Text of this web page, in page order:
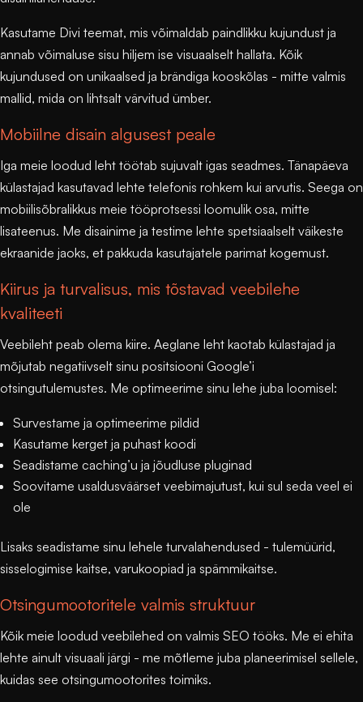
Kasutame Divi teemat, mis võimaldab paindlikku kujundust ja
annab võimaluse sisu hiljem ise visuaalselt hallata. Kõik
kujundused on unikaalsed ja brändiga kooskõlas - mitte valmis
mallid, mida on lihtsalt värvitud ümber.
Mobiilne disain algusest peale
Iga meie loodud leht töötab sujuvalt igas seadmes. Tänapäeva
külastajad kasutavad lehte telefonis rohkem kui arvutis. Seega on
mobiilisõbralikkus meie tööprotsessi loomulik osa, mitte
lisateenus. Me disainime ja testime lehte spetsiaalselt väikeste
ekraanide jaoks, et pakkuda kasutajatele parimat kogemust.
Kiirus ja turvalisus, mis tõstavad veebilehe
kvaliteeti
Veebileht peab olema kiire. Aeglane leht kaotab külastajad ja
mõjutab negatiivselt sinu positsiooni Google’i
otsingutulemustes. Me optimeerime sinu lehe juba loomisel:
Survestame ja optimeerime pildid
Kasutame kerget ja puhast koodi
Seadistame caching’u ja jõudluse pluginad
Soovitame usaldusväärset veebimajutust, kui sul seda veel ei
ole
Lisaks seadistame sinu lehele turvalahendused - tulemüürid,
sisselogimise kaitse, varukoopiad ja spämmikaitse.
Otsingumootoritele valmis struktuur
Kõik meie loodud veebilehed on valmis SEO tööks. Me ei ehita
lehte ainult visuaali järgi - me mõtleme juba planeerimisel sellele,
kuidas see otsingumootorites toimiks.